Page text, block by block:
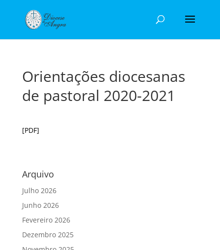
Orientações diocesanas
de pastoral 2020-2021
[PDF]
Arquivo
Julho 2026
Junho 2026
Fevereiro 2026
Dezembro 2025